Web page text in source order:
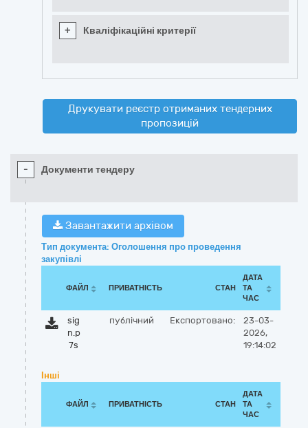
+ Кваліфікаційні критерії
Друкувати реєстр отриманих тендерних
пропозицій
- Документи тендеру
Завантажити архівом
Тип документа: Оголошення про проведення
закупівлі
ФАЙЛ ПРИВАТНІСТЬ СТАН
ДАТА
ТА
ЧАС
sig
n.p
7s
публічний Експортовано:
23-03-
2026,
19:14:02
Інші
ФАЙЛ ПРИВАТНІСТЬ СТАН
ДАТА
ТА
ЧАС